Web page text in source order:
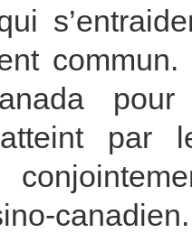
pour
par
canadien.